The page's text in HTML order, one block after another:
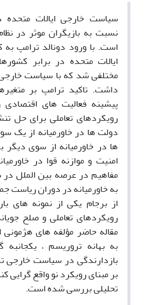
سیاست خارجی ایالات متحده
نسبت به بازیگران موثر در
است. با ورود دونالد ترامپ
ایالات متحده در برابر
مختلفی شد که با سیاست
داشت. تاکید ترامپ بر
پیشینه فعالیت های
رویکردهای تعاملی برای حل
دولت ها در خاورمیانه از یک
ها در خاورمیانه از سوی دیگر
امنیت و موازنه قوا در
مفاهیم در عرصه بین الملل
به خاورمیانه در دوران
از برجام یکی از نمونه های
رویکردهای تعاملی و صلح
مقاله حاضر مؤلفه های هژمونی
به بهانه تروریسم ،
بازدارندگی در سیاست خارجی
بر مبنای رویکرد نو واقع گرایی
تحلیلی بررسی شده است.